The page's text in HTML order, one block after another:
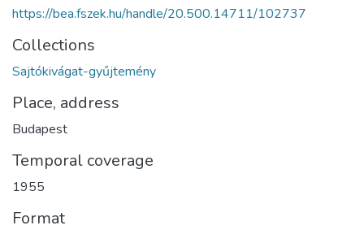
https://bea.fszek.hu/handle/20.500.14711/102737
Collections
Sajtókivágat-gyűjtemény
Place, address
Budapest
Temporal coverage
1955
Format